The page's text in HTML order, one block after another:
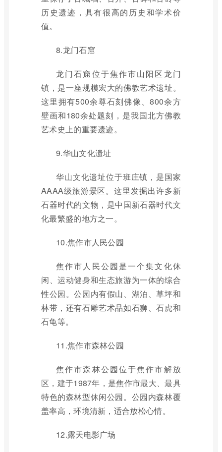
历史遗迹，具有很高的历史和学术价
值。
8.龙门石窟
龙门石窟位于焦作市山阳区龙门
镇，是一座规模宏大的佛教艺术遗址。
这里拥有500余尊石刻佛像、800余方
壁画和180余处题刻，是我国北方佛教
艺术史上的重要遗迹。
9.华山文化遗址
华山文化遗址位于班庄镇，是国家
AAAA级旅游景区。这里发掘出许多新
石器时代的文物，是中国新石器时代文
化最繁盛的地方之一。
10.焦作市人民公园
焦作市人民公园是一个集文化休
闲、运动健身和生态旅游为一体的综合
性公园。公园内有假山、湖泊、草坪和
林带，还有石雕艺术品如石狮、石虎和
石龟等。
11.焦作市森林公园
焦作市森林公园位于焦作市解放
区，建于1987年，是焦作市最大、最具
特色的森林型休闲公园。公园内森林覆
盖率高，环境清新，适合放松心情。
12.露天电影广场